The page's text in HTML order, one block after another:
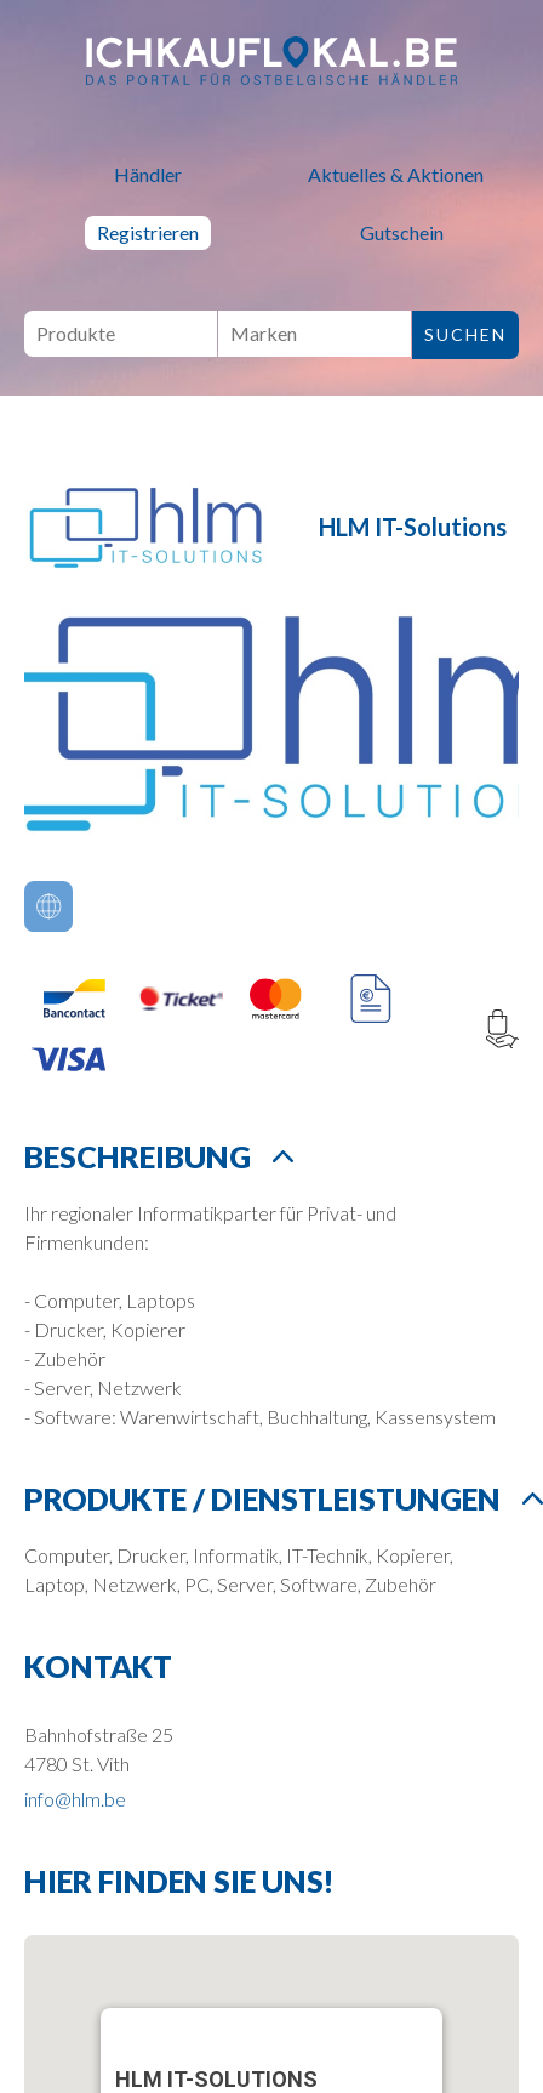
ich kauf lokal - Bei lokalen
Händler Aktuelles & Aktionen
Registrieren Gutschein
HLM IT-Solutions
BESCHREIBUNG
Ihr regionaler Informatikparter für Privat- und
Firmenkunden:
- Computer, Laptops
- Drucker, Kopierer
- Zubehör
- Server, Netzwerk
- Software: Warenwirtschaft, Buchhaltung, Kassensystem
PRODUKTE / DIENSTLEISTUNGEN
Computer, Drucker, Informatik, IT-Technik, Kopierer,
Laptop, Netzwerk, PC, Server, Software, Zubehör
KONTAKT
Bahnhofstraße 25
4780 St. Vith
info@hlm.be
HIER FINDEN SIE UNS!
HLM IT-SOLUTIONS